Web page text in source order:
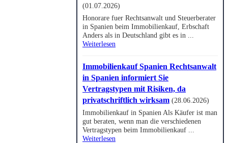
(01.07.2026)
Honorare fuer Rechtsanwalt und Steuerberater
in Spanien beim Immobilienkauf, Erbschaft
Anders als in Deutschland gibt es in ...
Weiterlesen
Immobilienkauf Spanien Rechtsanwalt
in Spanien informiert Sie
Vertragstypen mit Risiken, da
privatschriftlich wirksam (28.06.2026)
Immobilienkauf in Spanien Als Käufer ist man
gut beraten, wenn man die verschiedenen
Vertragstypen beim Immobilienkauf ...
Weiterlesen